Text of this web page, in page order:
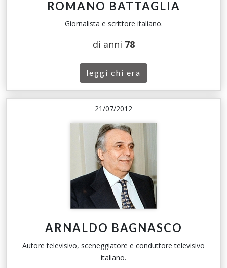
ROMANO BATTAGLIA
Giornalista e scrittore italiano.
di anni 78
leggi chi era
21/07/2012
ARNALDO BAGNASCO
Autore televisivo, sceneggiatore e conduttore televisivo
italiano.